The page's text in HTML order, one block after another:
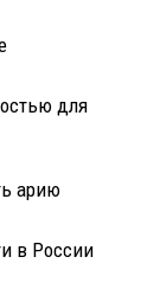
для
арию
в России